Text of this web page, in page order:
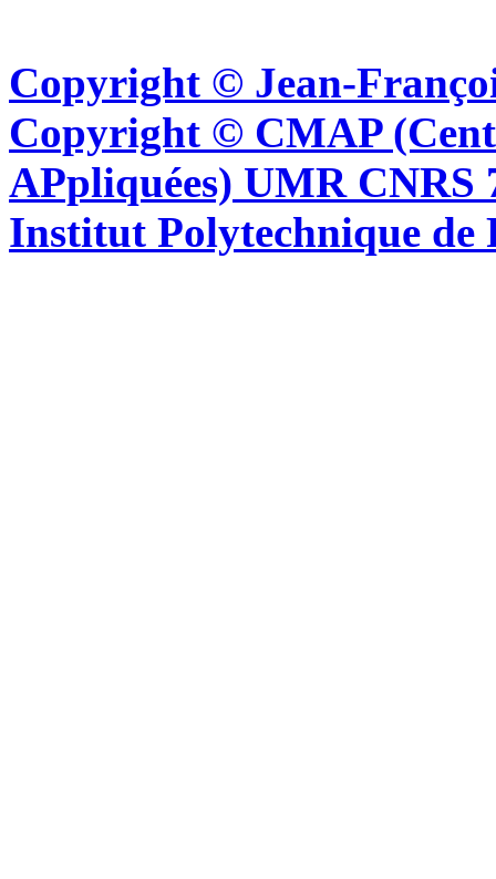
Copyright © Jean-
Copyright © CMAP
APpliquées) UMR CNRS
Institut Polytechnique de